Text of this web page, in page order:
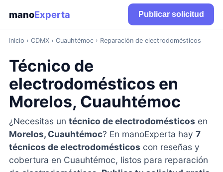
manoExperta Publicar solicitud
Inicio › CDMX› Cuauhtémoc › Reparación de electrodomésticos
Técnico de
electrodomésticos en
Morelos, Cuauhtémoc
¿Necesitas un técnico de electrodomésticos en
Morelos, Cuauhtémoc? En manoExperta hay 7
técnicos de electrodomésticos con reseñas y
cobertura en Cuauhtémoc, listos para reparación